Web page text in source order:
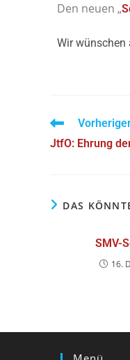
Den neuen „
Wir wünschen
JtfO: Ehrung
DAS
SMV-
16.